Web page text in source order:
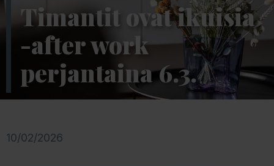
Timantit ovat ikuisia
-after work
perjantaina 6.3.
10/02/2026